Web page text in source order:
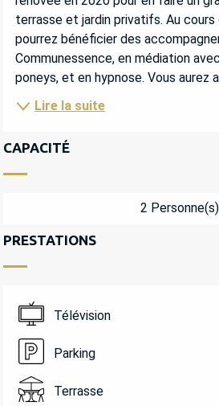
terrasse et jardin privatifs. Au cours
pourrez bénéficier des
Communessence, en médiation
poneys, et en hypnose. Vous aurez
Lire la suite
CAPACITÉ
2 Personne(s)
PRESTATIONS
Télévision
Parking
Terrasse